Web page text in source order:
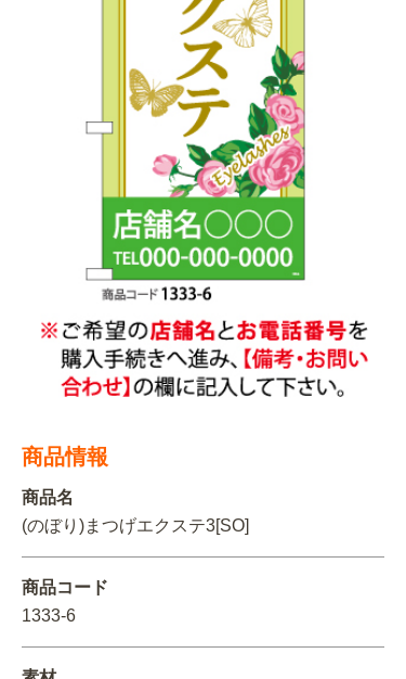
不動産・建築
カルチャー・教養 娯楽
車・バイク関連 その他
OTHER ITEMS
関連アイテムを見る
ORIGINAL ORDER
お届け納期と配送方法
お支払方法
よくある質問
オリジナルオーダー制作事例
商品情報
商品名
(のぼり)まつげエクステ3[SO]
商品コード
1333-6